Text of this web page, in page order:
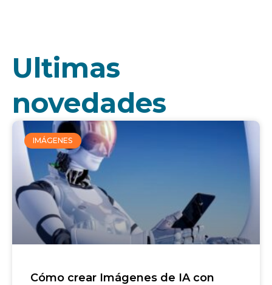
Ultimas
novedades
IMÁGENES
Cómo crear Imágenes de IA con